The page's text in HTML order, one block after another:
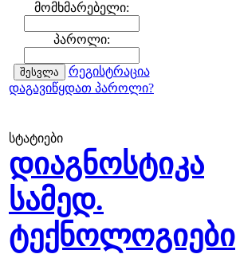
მომხმარებელი:
პაროლი:
რეგისტრაცია
დაგავიწყდათ პაროლი?
სტატიები
დიაგნოსტიკა
სამედ.
ტექნოლოგიები